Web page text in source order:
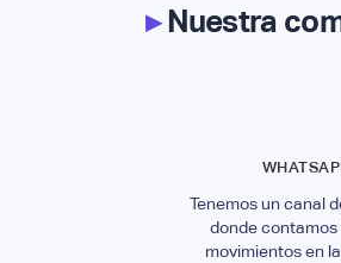
▸Nuestra
Tenemos un canal
donde contamos
movimientos en